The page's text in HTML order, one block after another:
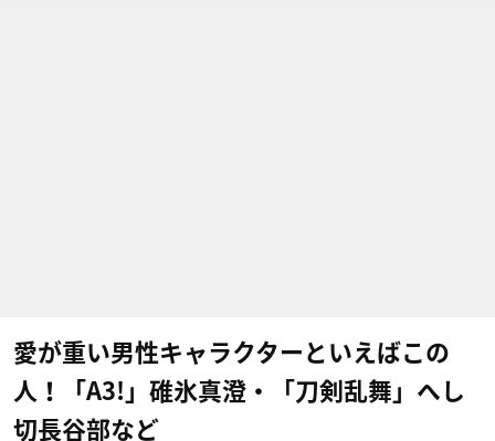
愛が重い男性キャラクターといえばこの
人！「A3!」碓氷真澄・「刀剣乱舞」へし
切長谷部など